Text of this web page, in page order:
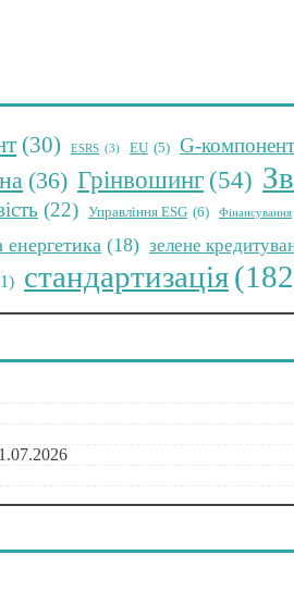
(30) ESRS (3) EU (5) G-компонент
(36) Грінвошинг (54)
(22) Управління ESG (6) Фінансування
енергетика (18) зелене
стандартизація